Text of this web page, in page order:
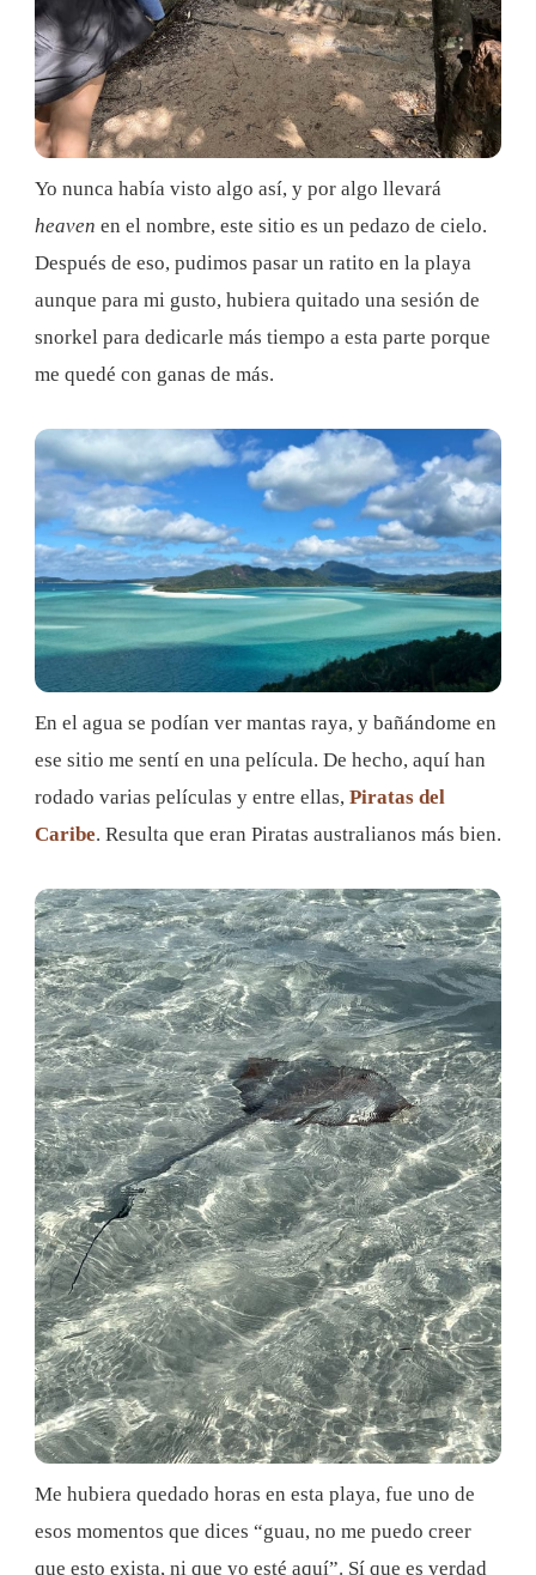
Yo nunca había visto algo así, y por algo llevará
heaven en el nombre, este sitio es un pedazo de cielo.
Después de eso, pudimos pasar un ratito en la playa
aunque para mi gusto, hubiera quitado una sesión de
snorkel para dedicarle más tiempo a esta parte porque
me quedé con ganas de más.
En el agua se podían ver mantas raya, y bañándome en
ese sitio me sentí en una película. De hecho, aquí han
rodado varias películas y entre ellas, Piratas del
Caribe. Resulta que eran Piratas australianos más bien.
Me hubiera quedado horas en esta playa, fue uno de
esos momentos que dices “guau, no me puedo creer
que esto exista, ni que yo esté aquí”. Sí que es verdad